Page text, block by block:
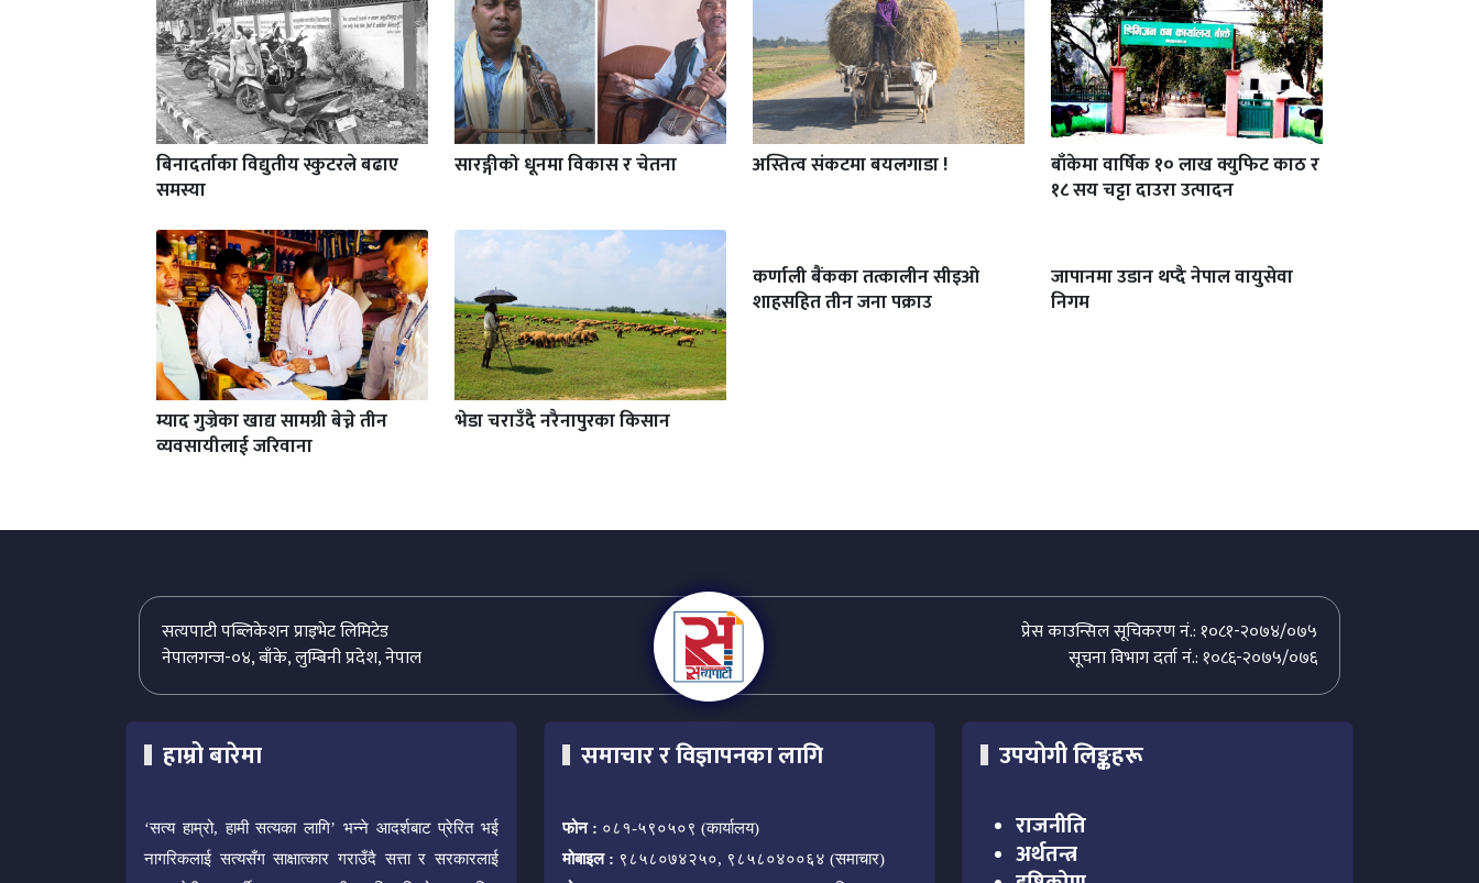
बिनादर्ताका विद्युतीय स्कुटरले बढाए
समस्या
सारङ्गीको धूनमा विकास र चेतना अस्तित्व संकटमा बयलगाडा !
बाँकेमा वार्षिक १० लाख क्युफिट काठ र
१८ सय चट्टा दाउरा उत्पादन
म्याद गुज्रेका खाद्य सामग्री बेच्ने तीन
व्यवसायीलाई जरिवाना
भेडा चराउँदै नरैनापुरका किसान
कर्णाली बैंकका तत्कालीन सीइओ
शाहसहित तीन जना पक्राउ
जापानमा उडान थप्दै नेपाल वायुसेवा
निगम
प्रेस काउन्सिल सूचिकरण नं.: १०८१-२०७४/०७५
सत्यपाटी पब्लिकेशन प्राइभेट लिमिटेड
सूचना विभाग दर्ता नं.: १०८६-२०७५/०७६
नेपालगन्ज-०४, बाँके, लुम्बिनी प्रदेश, नेपाल
हाम्रो बारेमा
‘सत्य हाम्रो, हामी सत्यका लागि’ भन्ने आदर्शबाट प्रेरित भई
नागरिकलाई सत्यसँग साक्षात्कार गराउँदै सत्ता र सरकारलाई
समाचार र विज्ञापनका लागि
फोन : ०८१-५९०५०९ (कार्यालय)
मोबाइल : ९८५८०७४२५०, ९८५८०४००६४ (समाचार)
उपयोगी लिङ्कहरू
राजनीति
अर्थतन्त्र